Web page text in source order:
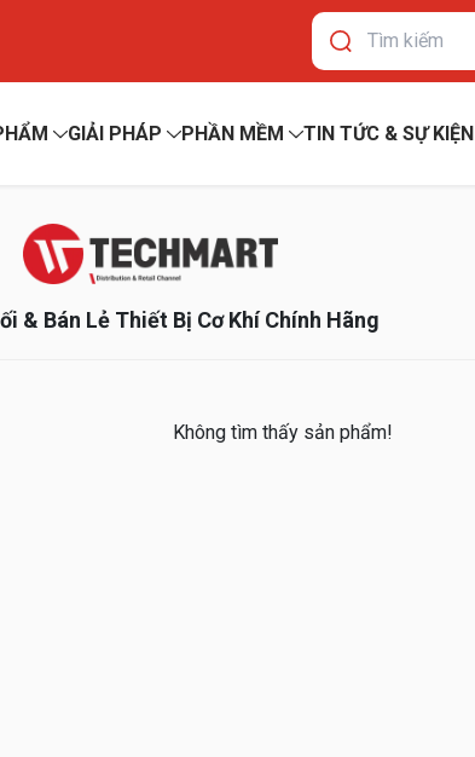
GIẢI PHÁP PHẦN MỀM TIN TỨC & SỰ KIỆN
& Bán Lẻ Thiết Bị Cơ Khí Chính Hãng
Không tìm thấy sản phẩm!